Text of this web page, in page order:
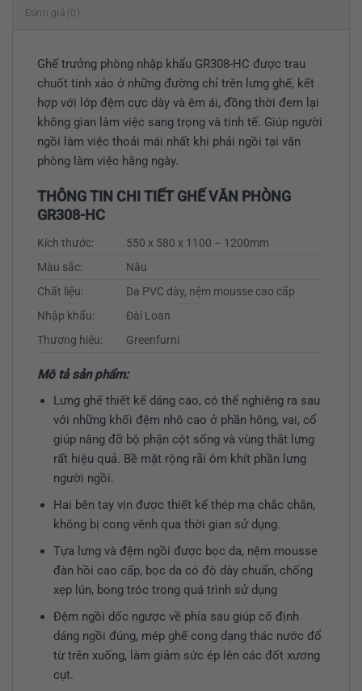
Đánh giá (0)
Ghế trưởng phòng nhập khẩu GR308-HC được trau
chuốt tinh xảo ở những đường chỉ trên lưng ghế, kết
hợp với lớp đệm cực dày và êm ái, đồng thời đem lại
không gian làm việc sang trọng và tinh tế. Giúp người
ngồi làm việc thoải mái nhất khi phải ngồi tại văn
phòng làm việc hằng ngày.
THÔNG TIN CHI TIẾT GHẾ VĂN PHÒNG
GR308-HC
Kích thước:
550 x 580 x 1100 – 1200mm
Màu sắc:
Nâu
Chất liệu:
Da PVC dày, nệm mousse cao cấp
Nhập khẩu:
Đài Loan
Thương hiệu:
Greenfurni
Mô tả sản phẩm:
Lưng ghế thiết kế dáng cao, có thể nghiêng ra sau
với những khối đệm nhô cao ở phần hông, vai, cổ
giúp nâng đỡ bộ phận cột sống và vùng thắt lưng
rất hiệu quả. Bề mặt rộng rãi ôm khít phần lưng
người ngồi.
Hai bên tay vịn được thiết kế thép mạ chắc chắn,
không bị cong vênh qua thời gian sử dụng.
Tựa lưng và đệm ngồi được bọc da, nệm mousse
đàn hồi cao cấp, bọc da có độ dày chuẩn, chống
xẹp lún, bong tróc trong quá trình sử dụng
Đệm ngồi dốc ngược về phía sau giúp cố định
dáng ngồi đúng, mép ghế cong dạng thác nước đổ
từ trên xuống, làm giảm sức ép lên các đốt xương
cụt.